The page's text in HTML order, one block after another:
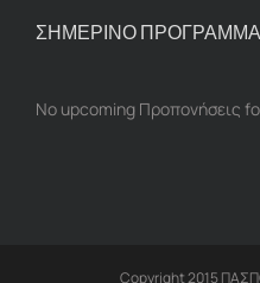
ΣΗΜΕΡΙΝΟ ΠΡΟΓΡΑΜΜΑ
No upcoming Προπονήσεις
Copyright 2015